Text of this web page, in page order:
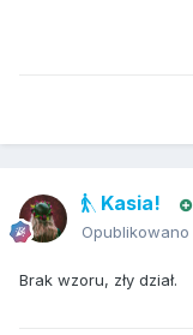
Kasia!
Opublikowano
Brak wzoru, zły dział.